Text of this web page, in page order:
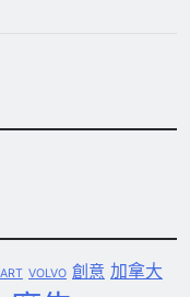
VOLVO 創意 加拿大